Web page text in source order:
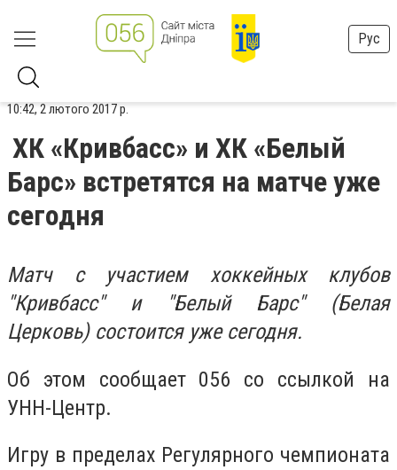
Рус
10:42, 2 лютого 2017 р.
ХК «Кривбасс» и ХК «Белый
Барс» встретятся на матче уже
сегодня
Матч с участием хоккейных клубов
"Кривбасс" и "Белый Барс" (Белая
Церковь) состоится уже сегодня.
Об этом сообщает 056 со ссылкой на
УНН-Центр.
Игру в пределах Регулярного чемпионата